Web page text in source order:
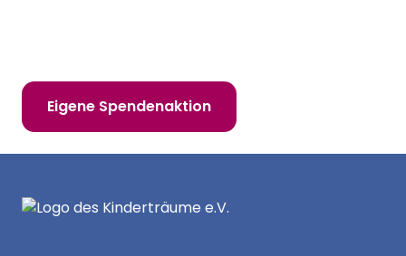
Eigene Spendenaktion